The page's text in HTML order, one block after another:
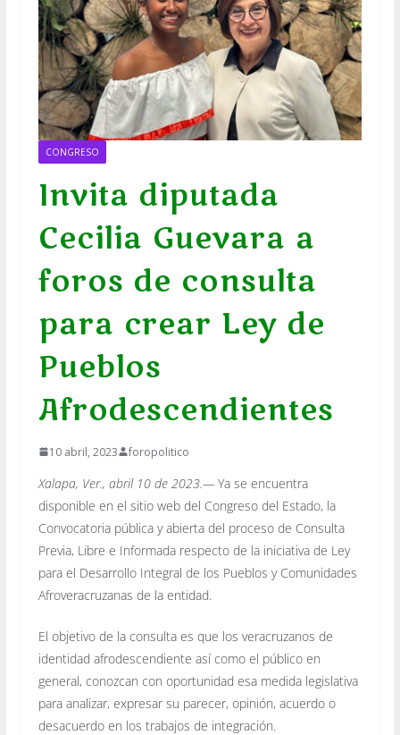
CONGRESO
Invita diputada
Cecilia Guevara a
foros de consulta
para crear Ley de
Pueblos
Afrodescendientes
10 abril, 2023 foropolitico
Xalapa, Ver., abril 10 de 2023.—Ya se encuentra
disponible en el sitio web del Congreso del Estado, la
Convocatoria pública y abierta del proceso de Consulta
Previa, Libre e Informada respecto de la iniciativa de Ley
para el Desarrollo Integral de los Pueblos y Comunidades
Afroveracruzanas de la entidad.
El objetivo de la consulta es que los veracruzanos de
identidad afrodescendiente así como el público en
general, conozcan con oportunidad esa medida legislativa
para analizar, expresar su parecer, opinión, acuerdo o
desacuerdo en los trabajos de integración.